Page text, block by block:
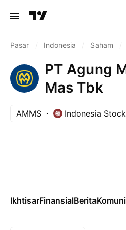
Pasar Indonesia Saham
PT Agung
Mas Tbk
AMMS Indonesia
IkhtisarFinansialBerita